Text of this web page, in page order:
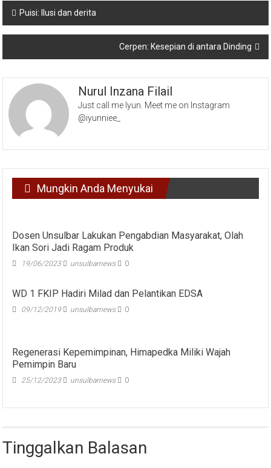
Navigasi
pos
Puisi: Ilusi dan derita
Cerpen: Kesepian di antara Dinding
Nurul Inzana Filail
Just call me Iyun. Meet me on Instagram
@iyunniee_
Mungkin Anda Menyukai
Dosen Unsulbar Lakukan Pengabdian Masyarakat, Olah
Ikan Sori Jadi Ragam Produk
19/06/2023 unsulbarnews 0
WD 1 FKIP Hadiri Milad dan Pelantikan EDSA
09/12/2019 unsulbarnews 0
Regenerasi Kepemimpinan, Himapedka Miliki Wajah
Pemimpin Baru
25/12/2023 unsulbarnews 0
Tinggalkan Balasan